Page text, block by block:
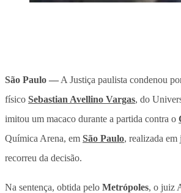
São Paulo — A Justiça paulista condenou
físico Sebastian Avellino Vargas, do
imitou um macaco durante a partida contra o
Química Arena, em São Paulo, realizada em
recorreu da decisão.
Na sentença, obtida pelo Metrópoles, o juiz